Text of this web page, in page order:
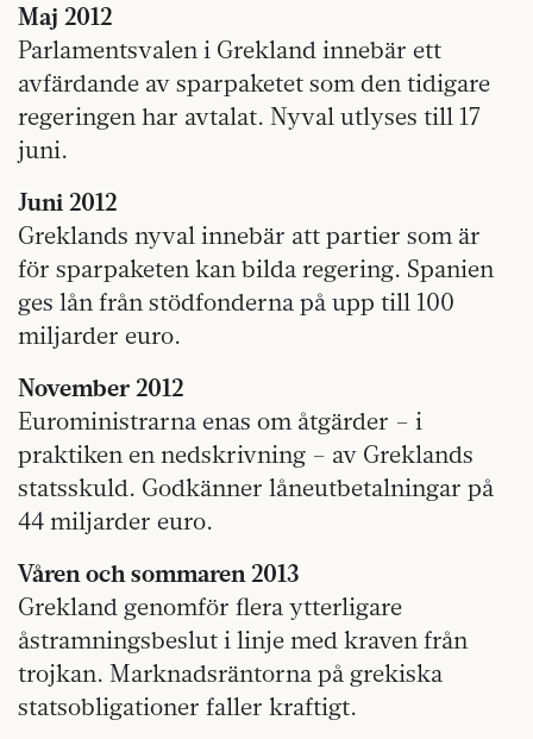
Maj 2012
Parlamentsvalen i Grekland innebär ett
avfärdande av sparpaketet som den tidigare
regeringen har avtalat. Nyval utlyses till 17
juni.
Juni 2012
Greklands nyval innebär att partier som är
för sparpaketen kan bilda regering. Spanien
ges lån från stödfonderna på upp till 100
miljarder euro.
November 2012
Euroministrarna enas om åtgärder – i
praktiken en nedskrivning – av Greklands
statsskuld. Godkänner låneutbetalningar på
44 miljarder euro.
Våren och sommaren 2013
Grekland genomför flera ytterligare
åstramningsbeslut i linje med kraven från
trojkan. Marknadsräntorna på grekiska
statsobligationer faller kraftigt.